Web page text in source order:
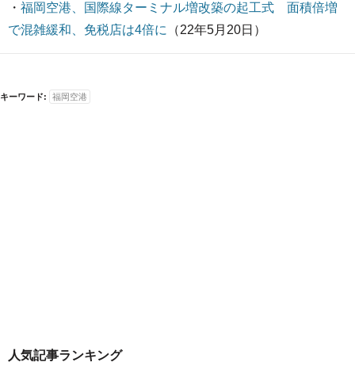
・ 福岡空港、国際線ターミナル増改築の起工式 面積倍増
で混雑緩和、免税店は4倍に
（22年5月20日）
キーワード: 福岡空港
人気記事ランキング